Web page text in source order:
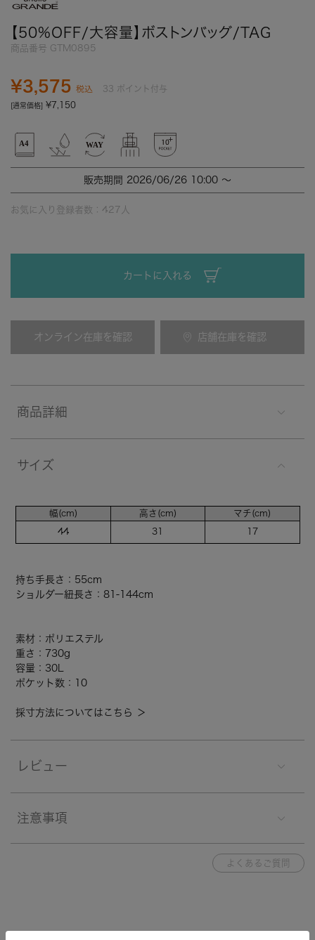
【50%OFF/大容量】ボストンバッグ/TAG
商品番号 GTM0895
[通常価格] ¥7,150
¥3,575 税込 33 ポイント付与
販売期間 2026/06/26 10:00 〜
お気に入り登録者数： 427 人
カートに入れる
オンライン在庫を確認 店舗在庫を確認
商品詳細
サイズ
幅(cm)
44
高さ(cm)
31
マチ(cm)
17
持ち手長さ：55cm
ショルダー紐長さ：81-144cm
素材：ポリエステル
重さ：730g
容量：30L
ポケット数：10
採寸方法についてはこちら ＞
レビュー
注意事項
よくあるご質問